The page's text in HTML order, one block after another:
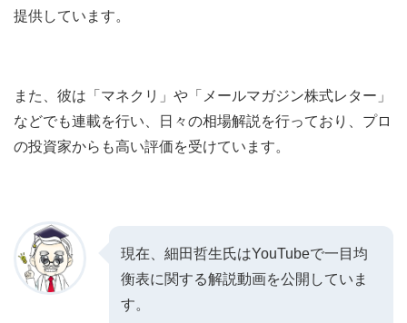
提供しています。
また、彼は「マネクリ」や「メールマガジン株式レター」
などでも連載を行い、日々の相場解説を行っており、プロ
の投資家からも高い評価を受けています。
現在、細田哲生氏はYouTubeで一目均
衡表に関する解説動画を公開していま
す。